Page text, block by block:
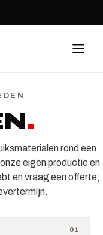
.
rond een
eigen productie en
en vraag een offerte;
01